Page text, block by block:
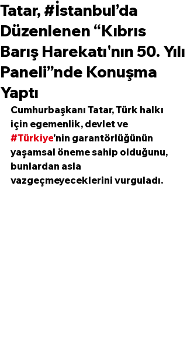
Tatar, #İstanbul’da
Düzenlenen “Kıbrıs
Barış Harekatı'nın 50. Yılı
Paneli”nde Konuşma
Yaptı
Cumhurbaşkanı Tatar, Türk halkı
için egemenlik, devlet ve
#Türkiye'nin garantörlüğünün
yaşamsal öneme sahip olduğunu,
bunlardan asla
vazgeçmeyeceklerini vurguladı.